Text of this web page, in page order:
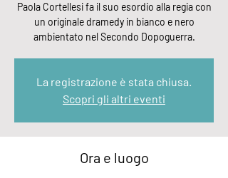
Paola Cortellesi fa il suo esordio alla regia con
un originale dramedy in bianco e nero
ambientato nel Secondo Dopoguerra.
La registrazione è stata chiusa.
Scopri gli altri eventi
Ora e luogo